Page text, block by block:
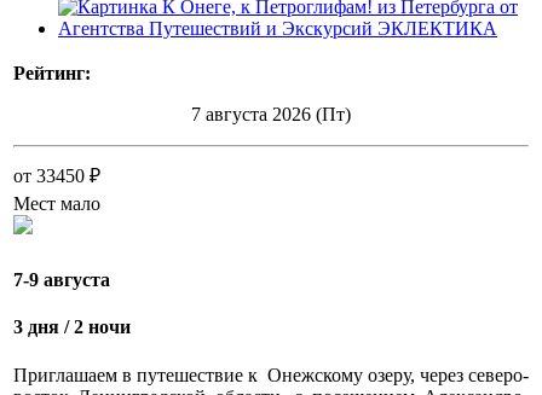
Рейтинг:
7 августа 2026 (Пт)
от 33450 ₽
Мест мало
7-9 августа
3 дня / 2 ночи
Приглашаем в путешествие к Онежскому озеру, через северо-